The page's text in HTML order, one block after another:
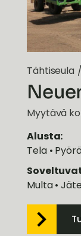
Tähtiseula /
Myytävä
Alusta:
Tela •
Multa •